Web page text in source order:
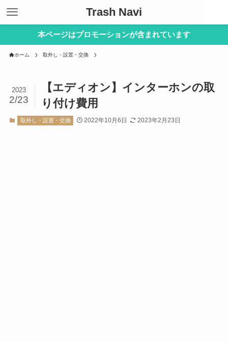
Trash Navi
本ページはプロモーションが含まれています
ホーム 取外し・設置・交換
【エディオン】インターホンの取
り付け費用
2023
2/23
取外し・設置・交換 2022年10月6日 2023年2月23日